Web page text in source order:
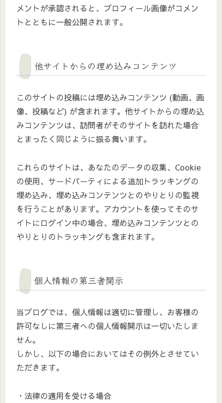
メントが承認されると、プロフィール画像がコメン
トとともに一般公開されます。
他サイトからの埋め込みコンテンツ
このサイトの投稿には埋め込みコンテンツ (動画、画
像、投稿など) が含まれます。他サイトからの埋め込
みコンテンツは、訪問者がそのサイトを訪れた場合
とまったく同じように振る舞います。
これらのサイトは、あなたのデータの収集、Cookie
の使用、サードパーティによる追加トラッキングの
埋め込み、埋め込みコンテンツとのやりとりの監視
を行うことがあります。アカウントを使ってそのサ
イトにログイン中の場合、埋め込みコンテンツとの
やりとりのトラッキングも含まれます。
個人情報の第三者開示
当ブログでは、個人情報は適切に管理し、お客様の
許可なしに第三者への個人情報開示は一切いたしま
せん。
しかし、以下の場合においてはその例外とさせてい
ただきます。
・法律の適用を受ける場合